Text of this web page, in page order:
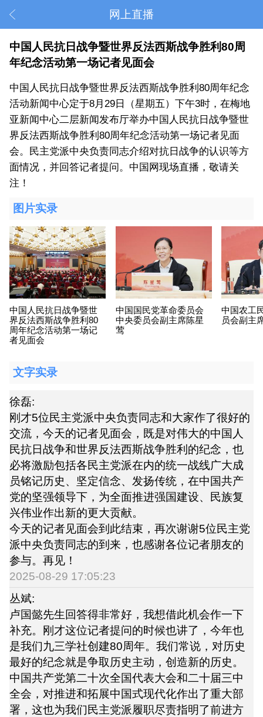
网上直播
中国人民抗日战争暨世界反法西斯战争胜利80周
年纪念活动第一场记者见面会
中国人民抗日战争暨世界反法西斯战争胜利80周年纪念
活动新闻中心定于8月29日（星期五）下午3时，在梅地
亚新闻中心二层新闻发布厅举办中国人民抗日战争暨世
界反法西斯战争胜利80周年纪念活动第一场记者见面
会。民主党派中央负责同志介绍对抗日战争的认识等方
面情况，并回答记者提问。中国网现场直播，敬请关
注！
图片实录
中国人民抗日战争暨世
界反法西斯战争胜利80
周年纪念活动第一场记
者见面会
中国国民党革命委员会
中央委员会副主席陈星
莺
中国农工
员会副主
文字实录
徐磊:
刚才5位民主党派中央负责同志和大家作了很好的
交流，今天的记者见面会，既是对伟大的中国人
民抗日战争和世界反法西斯战争胜利的纪念，也
必将激励包括各民主党派在内的统一战线广大成
员铭记历史、坚定信念、发扬传统，在中国共产
党的坚强领导下，为全面推进强国建设、民族复
兴伟业作出新的更大贡献。
今天的记者见面会到此结束，再次谢谢5位民主党
派中央负责同志的到来，也感谢各位记者朋友的
参与。再见！
2025-08-29 17:05:23
丛斌:
卢国懿先生回答得非常好，我想借此机会作一下
补充。刚才这位记者提问的时候也讲了，今年也
是我们九三学社创建80周年。我们常说，对历史
最好的纪念就是争取历史主动，创造新的历史。
中国共产党第二十次全国代表大会和二十届三中
全会，对推进和拓展中国式现代化作出了重大部
署，这也为我们民主党派履职尽责指明了前进方